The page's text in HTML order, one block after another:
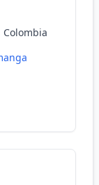
Colombia